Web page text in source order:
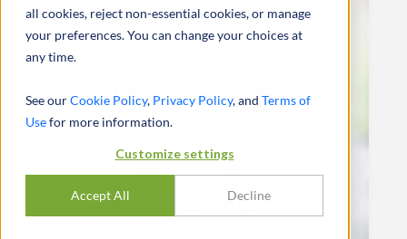
all cookies, reject non-essential cookies, or manage
your preferences. You can change your choices at
any time.
See ourCookie Policy, Privacy Policy, and Terms of
Usefor more information.
Customize settings
Accept All Decline